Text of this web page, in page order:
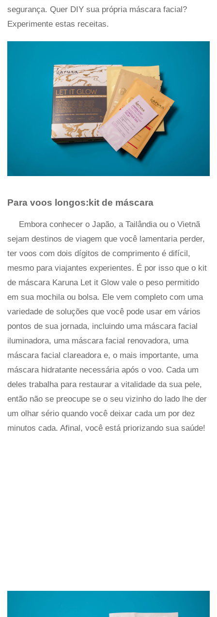
segurança. Quer DIY sua própria máscara facial?
Experimente estas receitas.
Para voos longos:kit de máscara
Embora conhecer o Japão, a Tailândia ou o Vietnã
sejam destinos de viagem que você lamentaria perder,
ter voos com dois dígitos de comprimento é difícil,
mesmo para viajantes experientes. É por isso que o kit
de máscara Karuna Let it Glow vale o peso permitido
em sua mochila ou bolsa. Ele vem completo com uma
variedade de soluções que você pode usar em vários
pontos de sua jornada, incluindo uma máscara facial
iluminadora, uma máscara facial renovadora, uma
máscara facial clareadora e, o mais importante, uma
máscara hidratante necessária após o voo. Cada um
deles trabalha para restaurar a vitalidade da sua pele,
então não se preocupe se o seu vizinho do lado lhe der
um olhar sério quando você deixar cada um por dez
minutos cada. Afinal, você está priorizando sua saúde!